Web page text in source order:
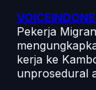
Pekerja
kerja ke
unprosedural